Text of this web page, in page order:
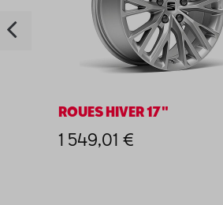
ROUES HIVER 17"
1 549,01 €